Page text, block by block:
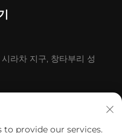
라차 지구, 창타부리 성
to provide our services.